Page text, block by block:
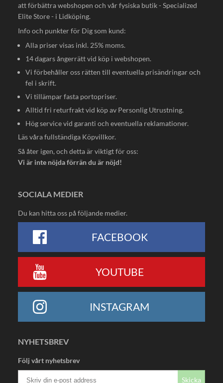
att förbättra webshopen och vår fysiska butik - Specialized
Elite Store - i Lidköping.
Info och punkter för Dig som kund:
Alla priser visas inkl. 25% moms.
14 dagars ångerrätt vid köp i webshopen.
Vi förbehåller oss rätten till eventuella prisändringar och
fel i skrift.
Vi tillämpar fasta portopriser.
Alltid fri returfrakt vid köp av Personlig Utrustning.
Hög service vid garanti och eventuella reklamationer.
Läs våra fullständiga Köpvillkor.
Så åter igen, och detta är viktigt för oss:
Vi är inte nöjda förrän du är nöjd!
SOCIALA MEDIER
Du kan hitta oss på följande medier.
FACEBOOK
YOUTUBE
INSTAGRAM
NYHETSBREV
Följ vårt nyhetsbrev
Skicka